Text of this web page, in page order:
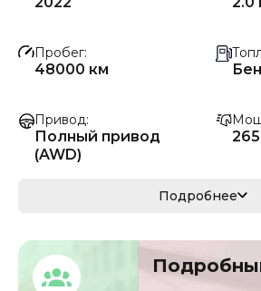
Пробег
48000 км
Привод
Полный привод
(AWD)
195
Кузов
кроссовер/
Подробнее